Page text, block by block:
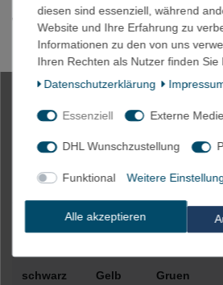
Wir bieten gerne an !
Mögliche Druckfarben sind : weiß /
1m Schrumpfschlauch
Polyolefin 125°C m. UL
Artikelnummer2512-0-1-blk
schwarz
Gelb Gruen
diesen sind essenziell, während
Website und Ihre Erfahrung zu
Informationen zu den von uns
Ihren Rechten als Nutzer finden Sie
Daten­schutz­erklärung
Essenziell Externe
DHL Wunschzustellung
Funktional Weitere
Alle akzeptieren